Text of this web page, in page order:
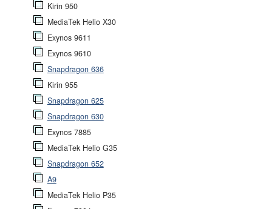
Kirin 950
MediaTek Helio X30
Exynos 9611
Exynos 9610
Snapdragon 636
Kirin 955
Snapdragon 625
Snapdragon 630
Exynos 7885
MediaTek Helio G35
Snapdragon 652
A9
MediaTek Helio P35